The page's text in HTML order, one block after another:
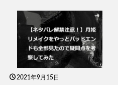
2021年9月15日